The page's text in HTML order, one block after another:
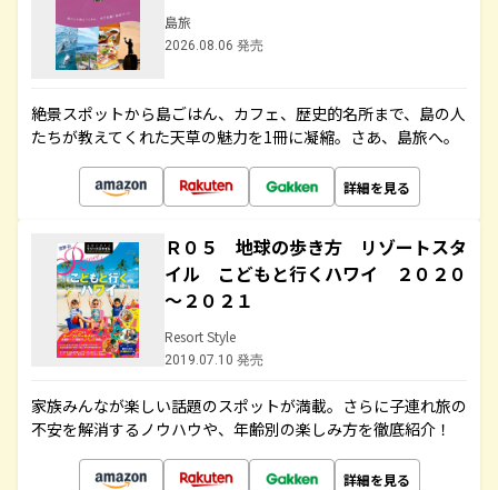
島旅
2026.08.06 発売
絶景スポットから島ごはん、カフェ、歴史的名所まで、島の人
たちが教えてくれた天草の魅力を1冊に凝縮。さあ、島旅へ。
詳細を見る
Ｒ０５ 地球の歩き方 リゾートスタ
イル こどもと行くハワイ ２０２０
～２０２１
Resort Style
2019.07.10 発売
家族みんなが楽しい話題のスポットが満載。さらに子連れ旅の
不安を解消するノウハウや、年齢別の楽しみ方を徹底紹介！
詳細を見る